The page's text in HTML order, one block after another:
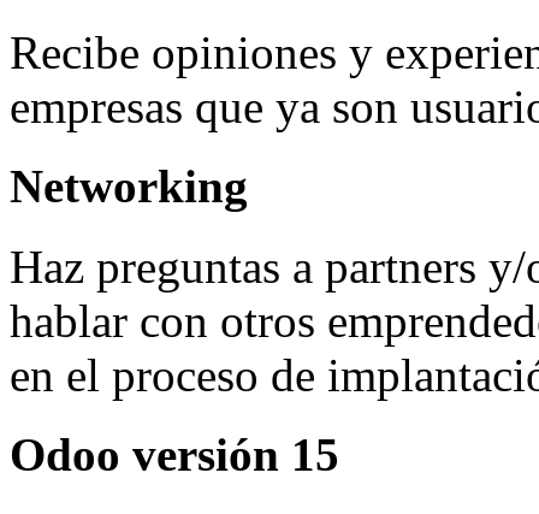
Recibe opiniones y
empresas que ya son
Networking
Haz preguntas a partners
hablar con otros
en el proceso de
Odoo versión 15